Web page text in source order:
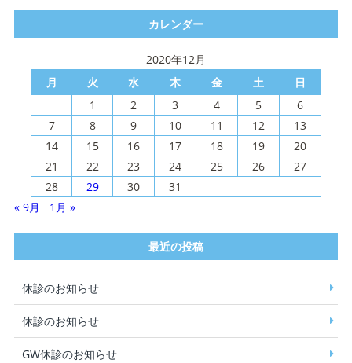
カレンダー
2020年12月
月
火 水 木 金 土
日
1
2 3 4 5
6
7
8 9 10 11 12
13
14
15 16 17 18 19
20
21
22 23 24 25 26
27
28
29 30
31
« 9月
1月 »
最近の投稿
休診のお知らせ
休診のお知らせ
GW休診のお知らせ